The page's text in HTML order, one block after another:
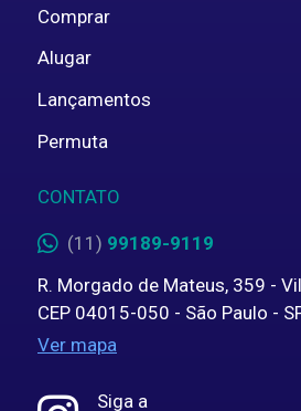
Comprar
Alugar
Lançamentos
Permuta
CONTATO
(11) 99189-9119
R. Morgado de Mateus, 359 -
CEP 04015-050 - São Paulo -
Ver mapa
Siga a